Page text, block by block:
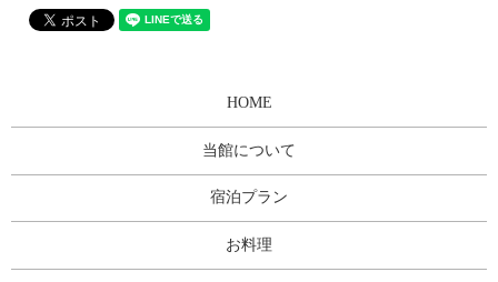
HOME
当館について
宿泊プラン
お料理